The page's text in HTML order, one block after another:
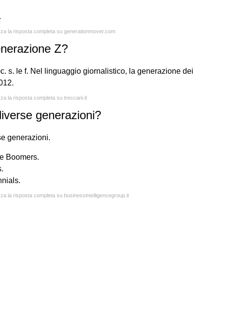
la risposta completa su generationmover.com
Z?
s. le f. Nel linguaggio giornalistico, la generazione dei
la risposta completa su treccani.it
generazioni?
generazioni.
Boomers.
la risposta completa su businessintelligencegroup.it